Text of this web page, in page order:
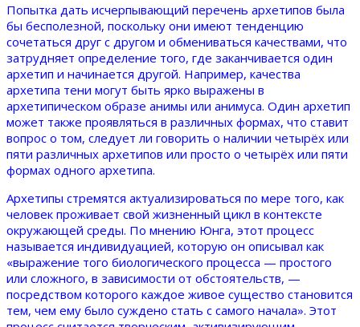
Попытка дать исчерпывающий перечень архетипов была
бы бесполезной, поскольку они имеют тенденцию
сочетаться друг с другом и обмениваться качествами, что
затрудняет определение того, где заканчивается один
архетип и начинается другой. Например, качества
архетипа тени могут быть ярко выражены в
архетипическом образе анимы или анимуса. Один архетип
может также проявляться в различных формах, что ставит
вопрос о том, следует ли говорить о наличии четырёх или
пяти различных архетипов или просто о четырёх или пяти
формах одного архетипа.
Архетипы стремятся актуализироваться по мере того, как
человек проживает свой жизненный цикл в контексте
окружающей среды. По мнению Юнга, этот процесс
называется индивидуацией, которую он описывал как
«выражение того биологического процесса — простого
или сложного, в зависимости от обстоятельств, —
посредством которого каждое живое существо становится
тем, чем ему было суждено стать с самого начала». Этот